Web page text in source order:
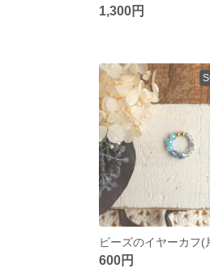
1,300円
ビーズのイヤーカフ(
600円